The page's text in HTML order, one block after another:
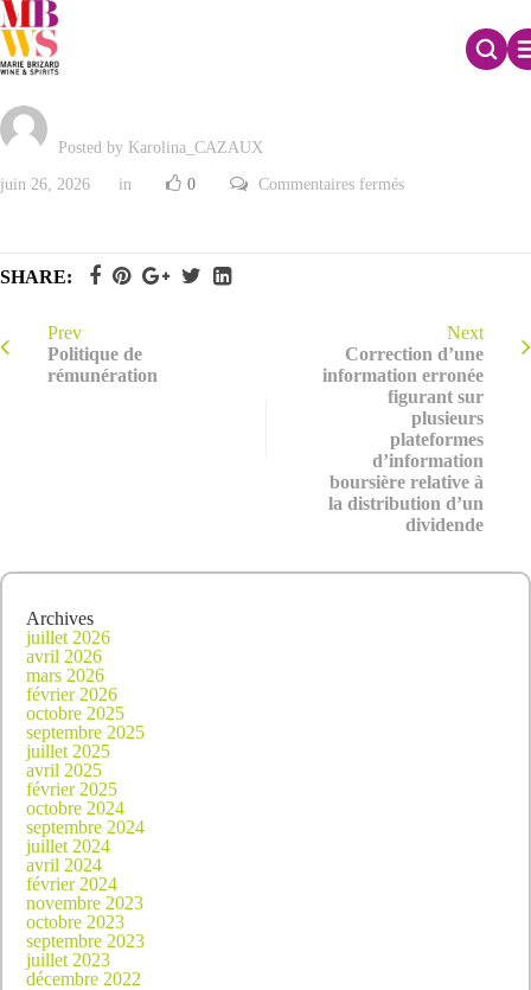
Résultats des votes
Posted by Karolina_CAZAUX
juin 26, 2026 in 0 Commentaires ferméssur
SHARE:
Prev
Politique de
rémunération
Next
Correction d’une
information erronée
figurant sur
plusieurs
plateformes
d’information
boursière relative à
la distribution d’un
dividende
Archives
juillet 2026
avril 2026
mars 2026
février 2026
octobre 2025
septembre 2025
juillet 2025
avril 2025
février 2025
octobre 2024
septembre 2024
juillet 2024
avril 2024
février 2024
novembre 2023
octobre 2023
septembre 2023
juillet 2023
décembre 2022